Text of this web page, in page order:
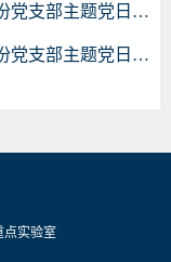
部主题党日的通知
部主题党日的通知
点实验室